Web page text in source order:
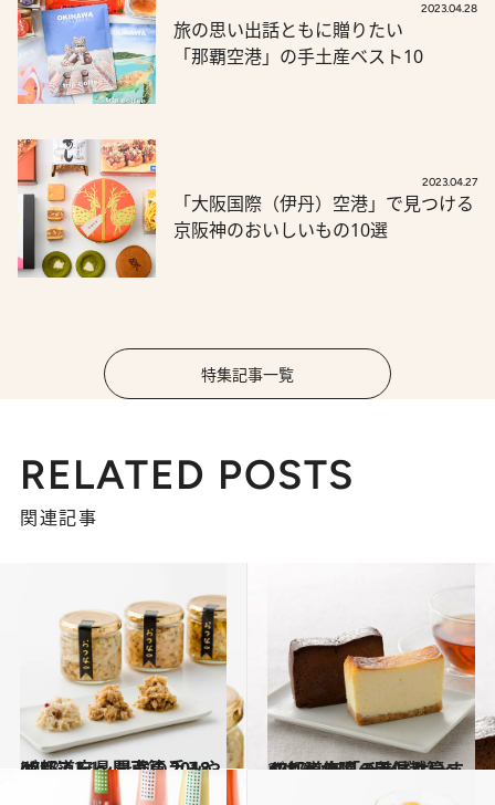
2023.04.28
旅の思い出話ともに贈りたい
「那覇空港」の手土産ベスト10
2023.04.27
「大阪国際（伊丹）空港」で見つける
京阪神のおいしいもの10選
特集記事一覧
RELATED POSTS
関連記事
2018.12.1
47都道府県 最強の手みやげリスト ～関東篇 2018～
グルメ 2017.9.24
47都道府県の美味しいすぐれもの 「チーズケーキ」～北陸・甲信越篇～
グルメ